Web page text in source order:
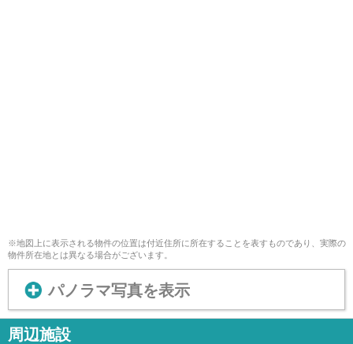
※地図上に表示される物件の位置は付近住所に所在することを表すものであり、実際の
物件所在地とは異なる場合がございます。
パノラマ写真を表示
周辺施設